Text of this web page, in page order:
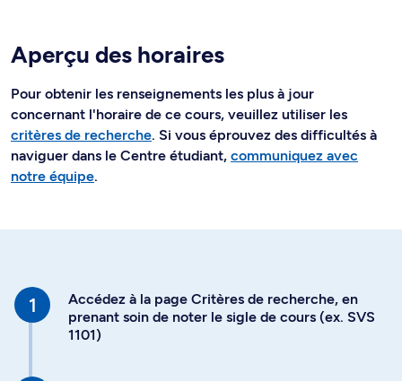
Aperçu des horaires
Pour obtenir les renseignements les plus à jour
concernant l'horaire de ce cours, veuillez utiliser les
critères de recherche. Si vous éprouvez des difficultés à
naviguer dans le Centre étudiant, communiquez avec
notre équipe.
Accédez à la page Critères de recherche, en
prenant soin de noter le sigle de cours (ex. SVS
1101)